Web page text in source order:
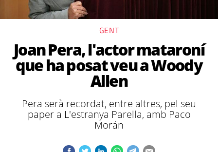
GENT
Joan Pera, l'actor mataroní
que ha posat veu a Woody
Allen
Pera serà recordat, entre altres, pel seu
paper a L'estranya Parella, amb Paco
Morán